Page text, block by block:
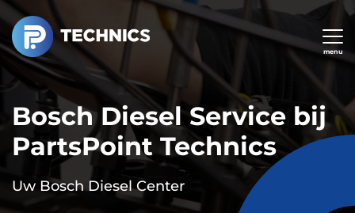
Overslaan
en
naar
inhoud
gaan
menu
Bosch Diesel Service bij
PartsPoint Technics
Uw Bosch Diesel Center